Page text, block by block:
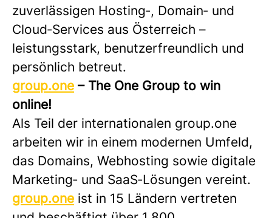
zuverlässigen Hosting‑, Domain‑ und
Cloud‑Services aus Österreich –
leistungsstark, benutzerfreundlich und
persönlich betreut.
group.one – The One Group to win
online!
Als Teil der internationalen group.one
arbeiten wir in einem modernen Umfeld,
das Domains, Webhosting sowie digitale
Marketing‑ und SaaS‑Lösungen vereint.
group.one ist in 15 Ländern vertreten